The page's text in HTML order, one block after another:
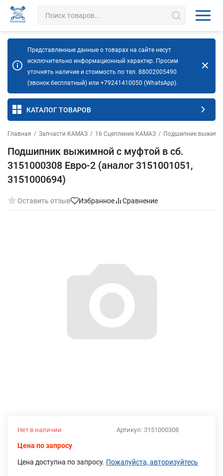
Представленные данные о товарах на сайте несут
исключительно информационный характер. Просим
уточнять наличие и стоимость по тел. 88002005490
(звонок бесплатный) или +79241410050 (WhatsApp).
КАТАЛОГ ТОВАРОВ
Главная / Запчасти КАМАЗ / 16 Сцепление КАМАЗ / Подшипник
Подшипник выжимной с муфтой в сб.
3151000308 Евро-2 (аналог 3151001051,
3151000694)
Оставить отзыв Избранное Сравнение
Артикул: 3151000308
Нет в наличии
Цена по запросу
Цена доступна по запросу. Пожалуйста, авторизуйтесь